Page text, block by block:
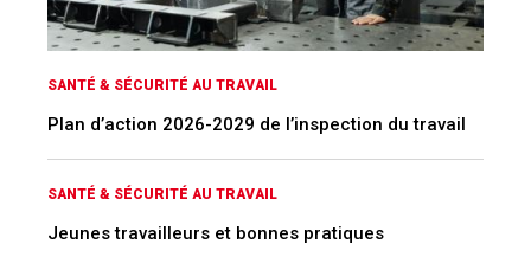
SANTÉ & SÉCURITÉ AU TRAVAIL
Plan d’action 2026-2029 de l’inspection du travail
SANTÉ & SÉCURITÉ AU TRAVAIL
Jeunes travailleurs et bonnes pratiques